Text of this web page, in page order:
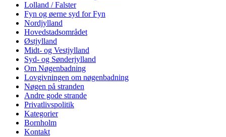
Lolland / Falster
Fyn og øerne syd for Fyn
Nordjylland
Hovedstadsområdet
Østjylland
Midt- og Vestjylland
Syd- og Sønderjylland
Om Nøgenbadning
Lovgivningen om nøgenbadning
Nøgen på stranden
Andre gode strande
Privatlivspolitik
Kategorier
Bornholm
Kontakt